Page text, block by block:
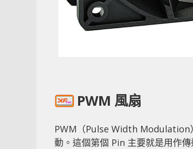
PWM 風扇
PWM（Pulse Width Modulation
動。這個第個 Pin 主要就是用作